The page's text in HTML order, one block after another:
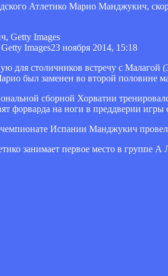
Атлетико Марио Манджукич,
Images23 ноября 2014, 15:18
для столичников встречу с Малагой
был заменен во второй половине
сборной Хорватии
форварда на ноги в преддверии
Испании Манджукич провел
занимает первое место в группе